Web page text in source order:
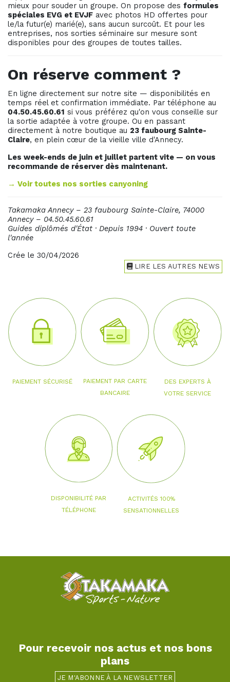
mieux pour souder un groupe. On propose des formules
spéciales EVG et EVJF avec photos HD offertes pour
le/la futur(e) marié(e), sans aucun surcoût. Et pour les
entreprises, nos sorties séminaire sur mesure sont
disponibles pour des groupes de toutes tailles.
On réserve comment ?
En ligne directement sur notre site — disponibilités en
temps réel et confirmation immédiate. Par téléphone au
04.50.45.60.61 si vous préférez qu'on vous conseille sur
la sortie adaptée à votre groupe. Ou en passant
directement à notre boutique au 23 faubourg Sainte-
Claire, en plein cœur de la vieille ville d'Annecy.
Les week-ends de juin et juillet partent vite — on vous
recommande de réserver dès maintenant.
→ Voir toutes nos sorties canyoning
Takamaka Annecy – 23 faubourg Sainte-Claire, 74000
Annecy – 04.50.45.60.61
Guides diplômés d'État · Depuis 1994 · Ouvert toute
l'année
Crée le 30/04/2026
LIRE LES AUTRES NEWS
PAIEMENT SÉCURISÉ
PAIEMENT PAR CARTE
BANCAIRE
DES EXPERTS À
VOTRE SERVICE
DISPONIBILITÉ PAR
TÉLÉPHONE
ACTIVITÉS 100%
SENSATIONNELLES
Pour recevoir nos actus et nos bons
plans
JE M'ABONNE À LA NEWSLETTER